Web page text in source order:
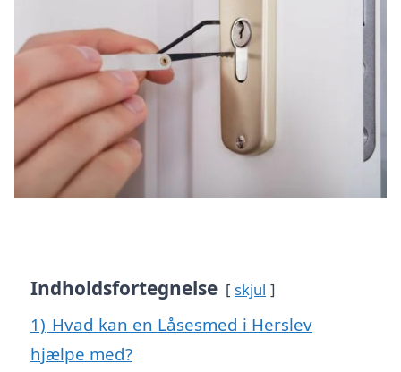
Indholdsfortegnelse skjul
1) Hvad kan en Låsesmed i Herslev
hjælpe med?